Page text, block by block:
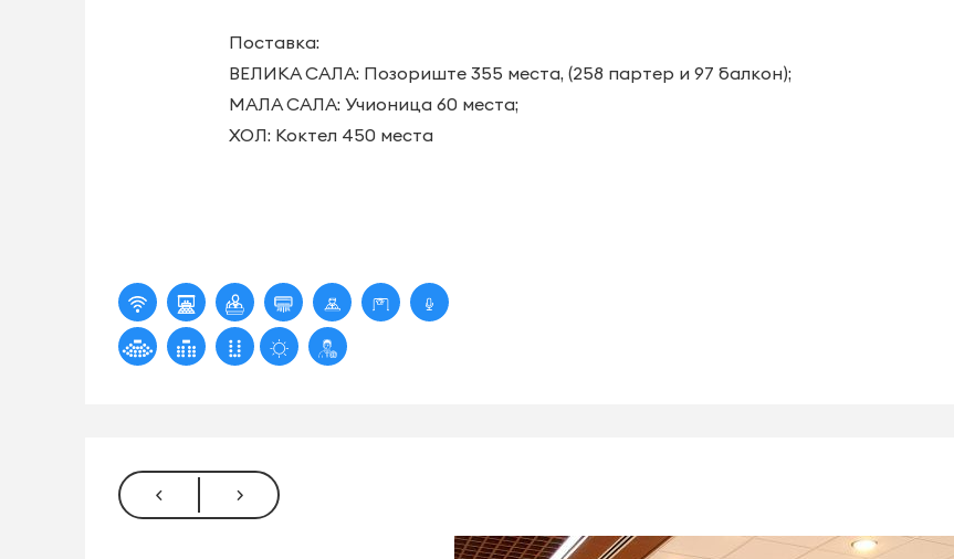
Поставка:
ВЕЛИКА САЛА: Позориште 355 места, (258 партер и 97 балкон);
МАЛА САЛА: Учионица 60 места;
ХОЛ: Коктел 450 места